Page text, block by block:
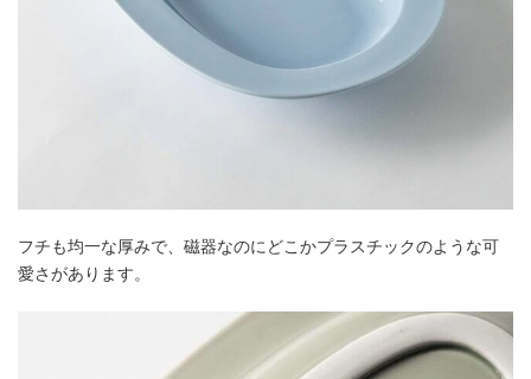
フチも均一な厚みで、磁器なのにどこかプラスチックのような可
愛さがあります。